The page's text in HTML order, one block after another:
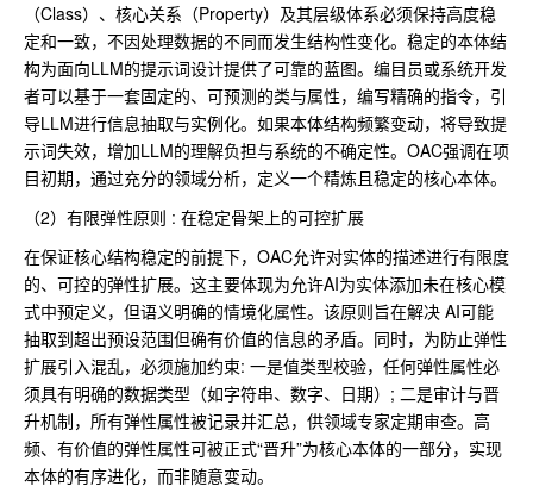
（Class）、核心关系（Property）及其层级体系必须保持高度稳
定和一致，不因处理数据的不同而发生结构性变化。稳定的本体结
构为面向LLM的提示词设计提供了可靠的蓝图。编目员或系统开发
者可以基于一套固定的、可预测的类与属性，编写精确的指令，引
导LLM进行信息抽取与实例化。如果本体结构频繁变动，将导致提
示词失效，增加LLM的理解负担与系统的不确定性。OAC强调在项
目初期，通过充分的领域分析，定义一个精炼且稳定的核心本体。
（2）有限弹性原则 : 在稳定骨架上的可控扩展
在保证核心结构稳定的前提下，OAC允许对实体的描述进行有限度
的、可控的弹性扩展。这主要体现为允许AI为实体添加未在核心模
式中预定义，但语义明确的情境化属性。该原则旨在解决 AI可能
抽取到超出预设范围但确有价值的信息的矛盾。同时，为防止弹性
扩展引入混乱，必须施加约束: 一是值类型校验，任何弹性属性必
须具有明确的数据类型（如字符串、数字、日期）; 二是审计与晋
升机制，所有弹性属性被记录并汇总，供领域专家定期审查。高
频、有价值的弹性属性可被正式“晋升”为核心本体的一部分，实现
本体的有序进化，而非随意变动。